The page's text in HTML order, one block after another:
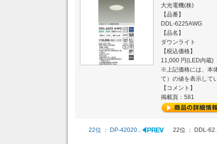
大光電機(株)
【品番】
DDL-6225AWG
【品名】
ダウンライト
【税込価格】
11,000 円(LED内蔵)
※上記価格には、本
て）の値を表示して
【コメント】
掲載頁：581
22位 ： DP-42020... 22位 ： DDL-